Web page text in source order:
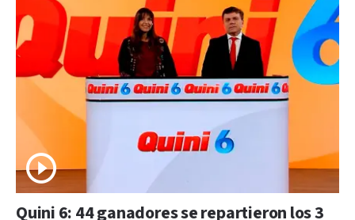
Quini 6: 44 ganadores se repartieron los 3